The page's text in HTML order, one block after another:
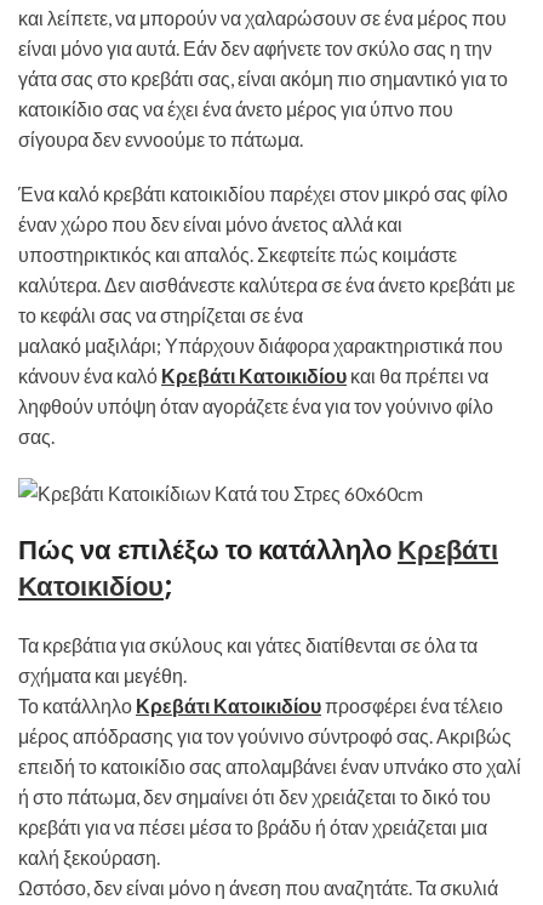
και λείπετε, να μπορούν να χαλαρώσουν σε ένα μέρος που
είναι μόνο για αυτά. Εάν δεν αφήνετε τον σκύλο σας η την
γάτα σας στο κρεβάτι σας, είναι ακόμη πιο σημαντικό για το
κατοικίδιο σας να έχει ένα άνετο μέρος για ύπνο που
σίγουρα δεν εννοούμε το πάτωμα.
Ένα καλό κρεβάτι κατοικιδίου παρέχει στον μικρό σας φίλο
έναν χώρο που δεν είναι μόνο άνετος αλλά και
υποστηρικτικός και απαλός. Σκεφτείτε πώς κοιμάστε
καλύτερα. Δεν αισθάνεστε καλύτερα σε ένα άνετο κρεβάτι με
το κεφάλι σας να στηρίζεται σε ένα
μαλακό μαξιλάρι; Υπάρχουν διάφορα χαρακτηριστικά που
κάνουν ένα καλό Κρεβάτι Κατοικιδίου και θα πρέπει να
ληφθούν υπόψη όταν αγοράζετε ένα για τον γούνινο φίλο
σας.
Πώς να επιλέξω το κατάλληλοΚρεβάτι
Κατοικιδίου;
Τα κρεβάτια για σκύλους και γάτες διατίθενται σε όλα τα
σχήματα και μεγέθη.
Το κατάλληλο Κρεβάτι Κατοικιδίουπροσφέρει ένα τέλειο
μέρος απόδρασης για τον γούνινο σύντροφό σας. Ακριβώς
επειδή το κατοικίδιο σας απολαμβάνει έναν υπνάκο στο χαλί
ή στο πάτωμα, δεν σημαίνει ότι δεν χρειάζεται το δικό του
κρεβάτι για να πέσει μέσα το βράδυ ή όταν χρειάζεται μια
καλή ξεκούραση.
Ωστόσο, δεν είναι μόνο η άνεση που αναζητάτε. Τα σκυλιά